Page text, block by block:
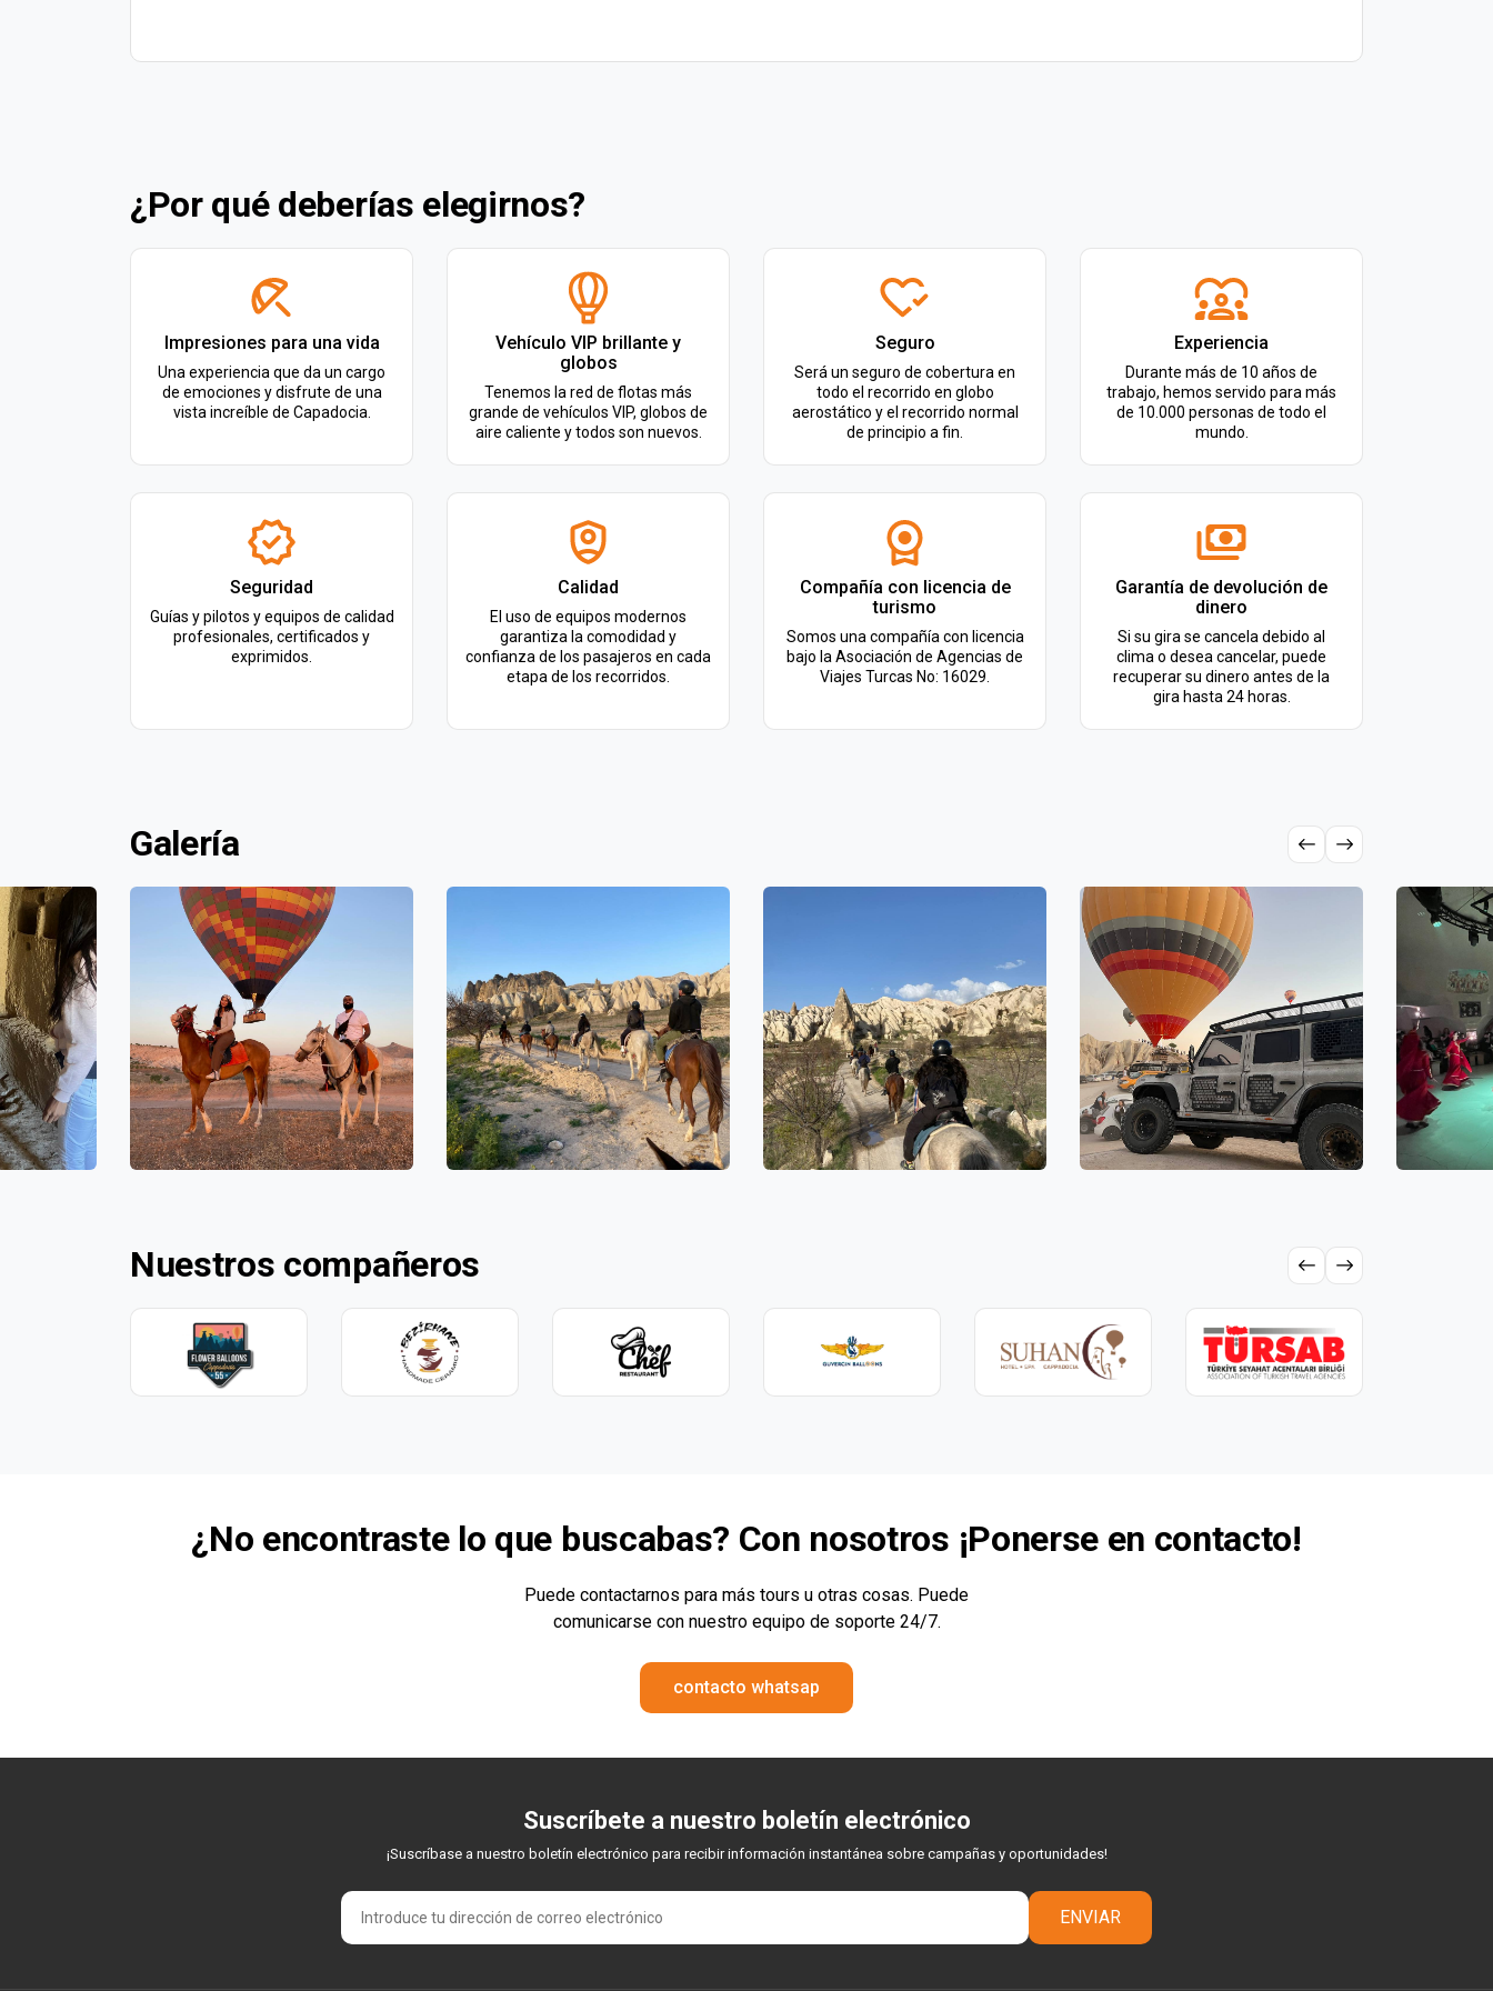
¿Por qué deberías elegirnos?
Impresiones para una vida
Una experiencia que da un cargo
de emociones y disfrute de una
vista increíble de Capadocia.
Vehículo VIP brillante y
globos
Tenemos la red de flotas más
grande de vehículos VIP, globos de
aire caliente y todos son nuevos.
Seguro
Será un seguro de cobertura en
todo el recorrido en globo
aerostático y el recorrido normal
de principio a fin.
Experiencia
Durante más de 10 años de
trabajo, hemos servido para más
de 10.000 personas de todo el
mundo.
Seguridad
Guías y pilotos y equipos de calidad
profesionales, certificados y
exprimidos.
Calidad
El uso de equipos modernos
garantiza la comodidad y
confianza de los pasajeros en cada
etapa de los recorridos.
Compañía con licencia de
turismo
Somos una compañía con licencia
bajo la Asociación de Agencias de
Viajes Turcas No: 16029.
Garantía de devolución de
dinero
Si su gira se cancela debido al
clima o desea cancelar, puede
recuperar su dinero antes de la
gira hasta 24 horas.
Galería
Nuestros compañeros
¿No encontraste lo que buscabas? Con nosotros ¡Ponerse en contacto!
Puede contactarnos para más tours u otras cosas. Puede
comunicarse con nuestro equipo de soporte 24/7.
contacto whatsap
Suscríbete a nuestro boletín electrónico
¡Suscríbase a nuestro boletín electrónico para recibir información instantánea sobre campañas y oportunidades!
ENVIAR